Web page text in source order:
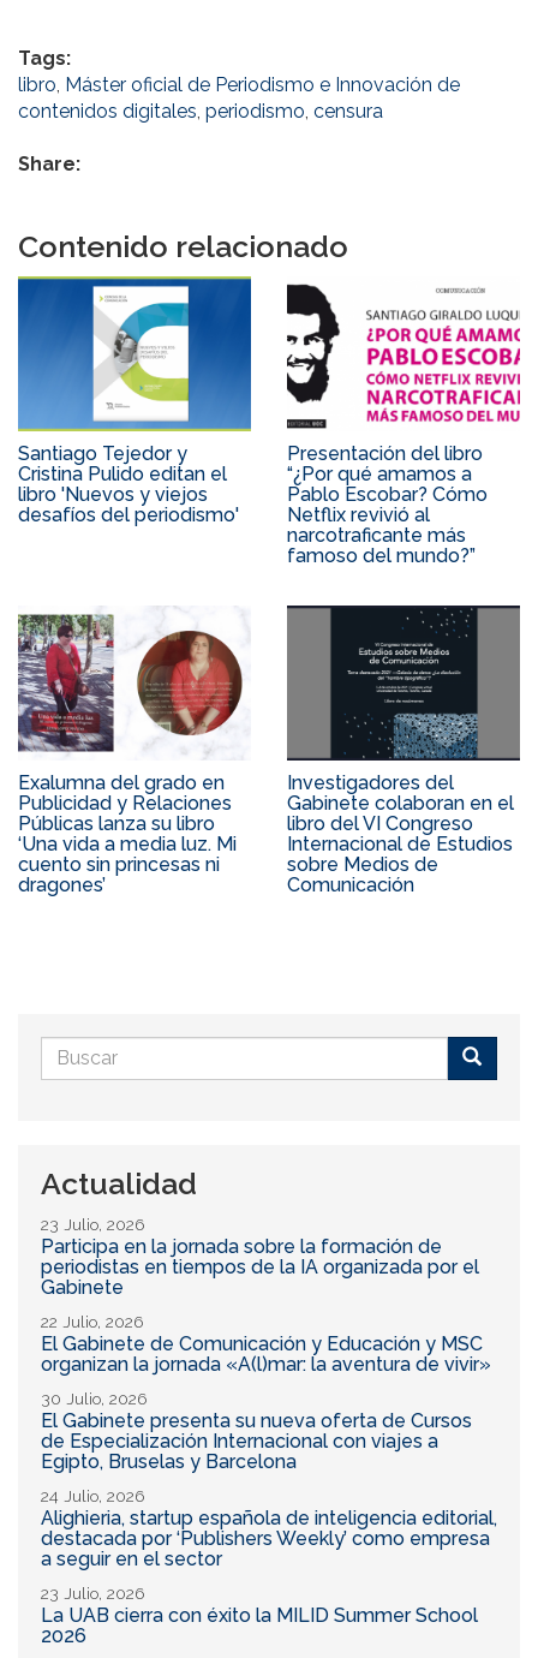
Tags:
libro Máster oficial de Periodismo e Innovación de
contenidos digitales periodismo censura
Share:
Contenido relacionado
Santiago Tejedor y
Cristina Pulido editan el
libro 'Nuevos y viejos
desafíos del periodismo'
Presentación del libro
“¿Por qué amamos a
Pablo Escobar? Cómo
Netflix revivió al
narcotraficante más
famoso del mundo?”
Exalumna del grado en
Publicidad y Relaciones
Públicas lanza su libro
‘Una vida a media luz. Mi
cuento sin princesas ni
dragones’
Investigadores del
Gabinete colaboran en el
libro del VI Congreso
Internacional de Estudios
sobre Medios de
Comunicación
Formulario
de
Actualidad
23 Julio, 2026
Participa en la jornada sobre la formación de
periodistas en tiempos de la IA organizada por el
Gabinete
22 Julio, 2026
El Gabinete de Comunicación y Educación y MSC
organizan la jornada «A(l)mar: la aventura de vivir»
30 Julio, 2026
El Gabinete presenta su nueva oferta de Cursos
de Especialización Internacional con viajes a
Egipto, Bruselas y Barcelona
24 Julio, 2026
Alighieria, startup española de inteligencia editorial,
destacada por ‘Publishers Weekly’ como empresa
a seguir en el sector
23 Julio, 2026
La UAB cierra con éxito la MILID Summer School
2026